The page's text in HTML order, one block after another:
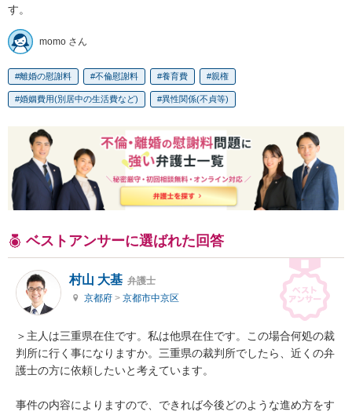
す。
momo さん
離婚の慰謝料 不倫慰謝料 養育費 親権
婚姻費用(別居中の生活費など) 異性関係(不貞等)
ベストアンサーに選ばれた回答
村山 大基 弁護士
京都府 > 京都市中京区
＞主人は三重県在住です。私は他県在住です。この場合何処の裁
判所に行く事になりますか。三重県の裁判所でしたら、近くの弁
護士の方に依頼したいと考えています。
事件の内容によりますので、できれば今後どのような進め方をす